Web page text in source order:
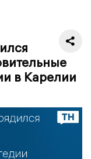
в Карелии